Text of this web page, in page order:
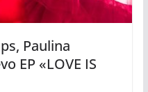
Paulina
EP «LOVE IS